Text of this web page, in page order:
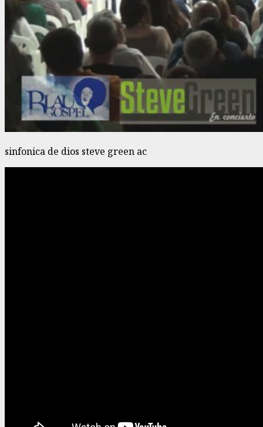
sinfonica de dios steve green ac